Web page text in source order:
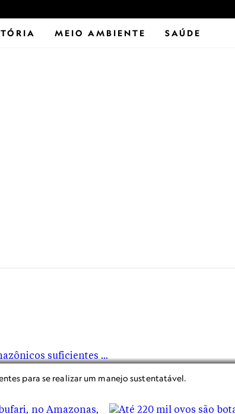
MEIO AMBIENTE SAÚDE
para se realizar um manejo sustentatável.